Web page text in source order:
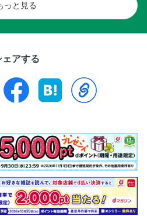
っと見る
ェアする